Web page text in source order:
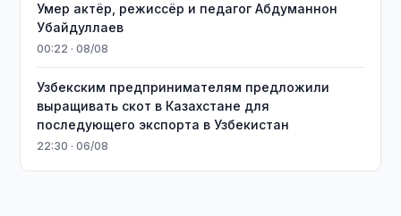
Умер актёр, режиссёр и педагог Абдуманнон
Убайдуллаев
00:22 · 08/08
Узбекским предпринимателям предложили
выращивать скот в Казахстане для
последующего экспорта в Узбекистан
22:30 · 06/08